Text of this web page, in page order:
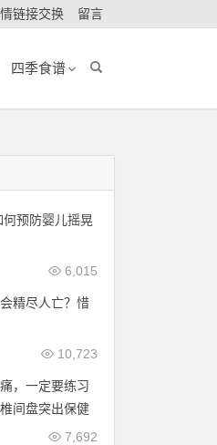
链接交换 留言
四季食谱
预防婴儿摇晃
6,015
精尽人亡？惜
10,723
，一定要练习
间盘突出保健
！每天十分钟
7,692